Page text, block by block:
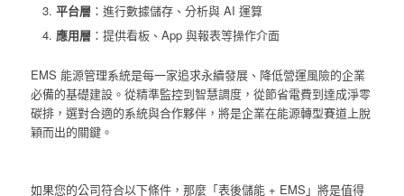
平台層 ：進行數據儲存、分析與 AI 運算
應用層 ：提供看板、App 與報表等操作介面
EMS 能源管理系統是每一家追求永續發展、降低營運風險的企業
必備的基礎建設。從精準監控到智慧調度，從節省電費到達成淨零
碳排，選對合適的系統與合作夥伴，將是企業在能源轉型賽道上脫
穎而出的關鍵。
如果您的公司符合以下條件，那麼「表後儲能 + EMS」將是值得